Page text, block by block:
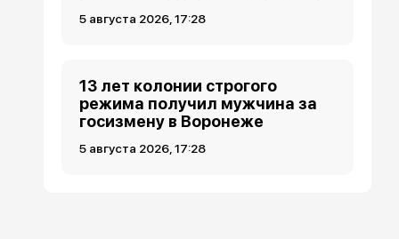
5 августа 2026, 17:28
13 лет колонии строгого
режима получил мужчина за
госизмену в Воронеже
5 августа 2026, 17:28